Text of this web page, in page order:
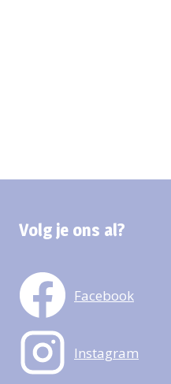
Volg je ons al?
Facebook
Instagram